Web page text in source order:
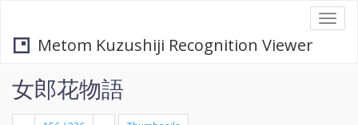
Metom Kuzushiji Recognition Viewer
女郎花物語